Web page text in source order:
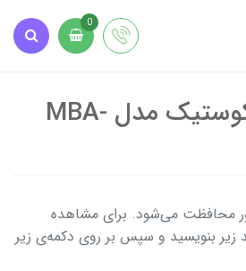
0
آمپلی ام بی آکوستیک مدل MBA-
محافظت می‌شود. برای مشاهده
زیر بنویسید و سپس بر روی دکمه‌ی زیر